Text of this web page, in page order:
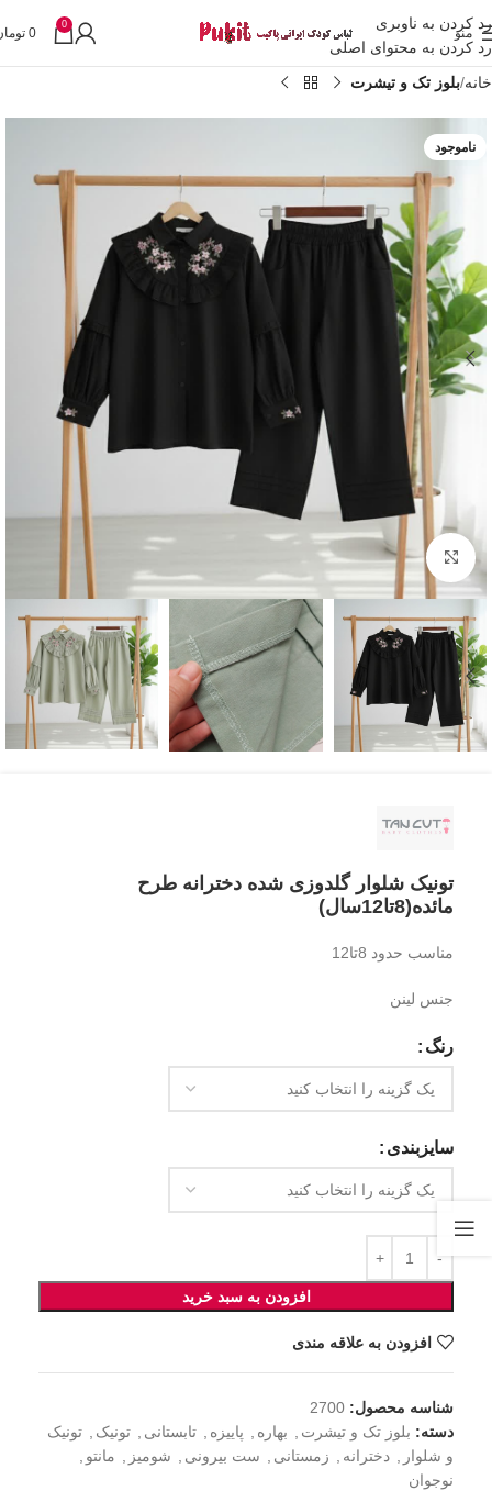
رد کردن به ناوبری
رد کردن به محتوای اصلی
منو
0
0
خانه بلوز تک و تیشرت
ناموجود
بزرگنمایی تصویر
تونیک شلوار گلدوزی شده دخترانه طرح
مائده(8تا12سال)
مناسب حدود 8تا12
جنس لینن
رنگ
سایزبندی
افزودن به سبد خرید
افزودن به علاقه مندی
شناسه محصول: 2700
دسته: بلوز تک و تیشرت , بهاره , پاییزه , تابستانی , تونیک , تونیک
و شلوار , دخترانه , زمستانی , ست بیرونی , شومیز , مانتو ,
نوجوان